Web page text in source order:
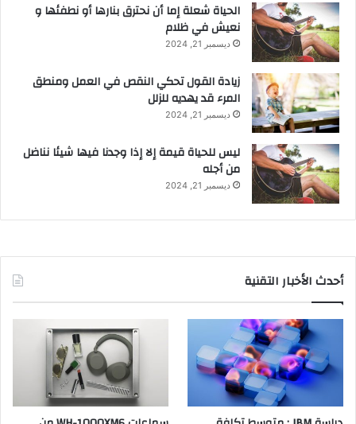
الحياة شعلة إما أن نحترق بنارها أو نطفئها و
نعيش في ظلام
ديسمبر 21, 2024
زيادة القول تحكي النقص في العمل ومنطق
المرء قد يهديه للزلل
ديسمبر 21, 2024
ليس للحياة قيمة إلا إذا وجدنا فيها شيئا نناضل
من أجله
ديسمبر 21, 2024
أحدث الأخبار التقنية